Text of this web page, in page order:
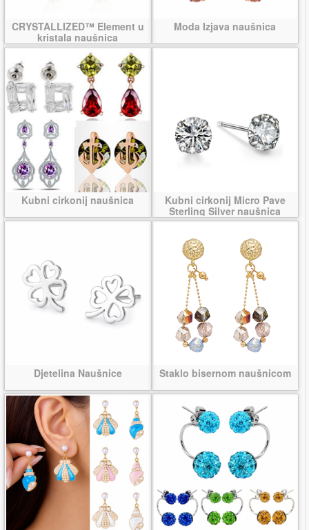
CRYSTALLIZED™ Element u
kristala naušnica
Moda Izjava naušnica
Kubni cirkonij naušnica
Kubni cirkonij Micro Pave
Sterling Silver naušnica
Djetelina Naušnice Staklo bisernom naušnicom